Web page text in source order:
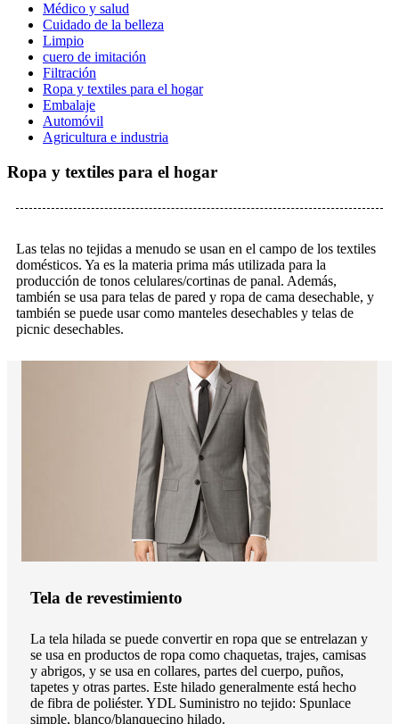
Médico y salud
Cuidado de la belleza
Limpio
cuero de imitación
Filtración
Ropa y textiles para el hogar
Embalaje
Automóvil
Agricultura e industria
Ropa y textiles para el hogar
Las telas no tejidas a menudo se usan en el campo de los textiles
domésticos. Ya es la materia prima más utilizada para la
producción de tonos celulares/cortinas de panal. Además,
también se usa para telas de pared y ropa de cama desechable, y
también se puede usar como manteles desechables y telas de
picnic desechables.
Tela de revestimiento
La tela hilada se puede convertir en ropa que se entrelazan y
se usa en productos de ropa como chaquetas, trajes, camisas
y abrigos, y se usa en collares, partes del cuerpo, puños,
tapetes y otras partes. Este hilado generalmente está hecho
de fibra de poliéster. YDL Suministro no tejido: Spunlace
simple, blanco/blanquecino hilado.